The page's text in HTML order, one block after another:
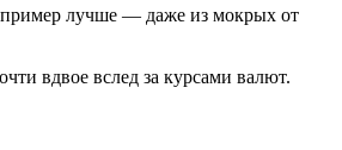
пример лучше — даже из мокрых от
вдвое вслед за курсами валют.